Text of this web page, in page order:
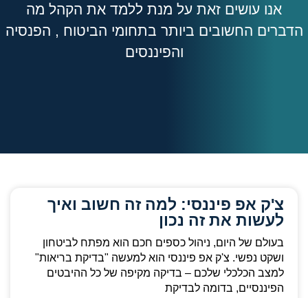
אנו עושים זאת על מנת ללמד את הקהל מה
הדברים החשובים ביותר בתחומי הביטוח , הפנסיה
והפיננסים
צ'ק אפ פיננסי: למה זה חשוב ואיך
לעשות את זה נכון
בעולם של היום, ניהול כספים חכם הוא מפתח לביטחון
ושקט נפשי. צ'ק אפ פיננסי הוא למעשה "בדיקת בריאות"
למצב הכלכלי שלכם – בדיקה מקיפה של כל ההיבטים
הפיננסיים, בדומה לבדיקת